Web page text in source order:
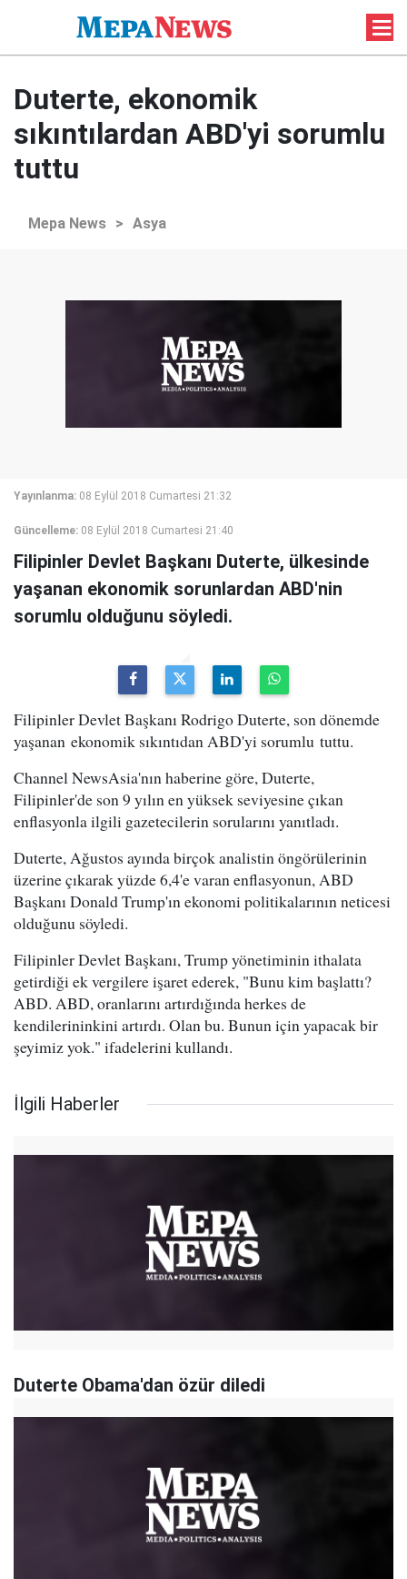
Duterte, ekonomik
sıkıntılardan ABD'yi sorumlu
tuttu
Mepa News > Asya
Yayınlanma: 08 Eylül 2018 Cumartesi 21:32
Güncelleme: 08 Eylül 2018 Cumartesi 21:40
Filipinler Devlet Başkanı Duterte, ülkesinde
yaşanan ekonomik sorunlardan ABD'nin
sorumlu olduğunu söyledi.
Filipinler Devlet Başkanı Rodrigo Duterte, son dönemde
yaşanan ekonomik sıkıntıdan ABD'yi sorumlu tuttu.
Channel NewsAsia'nın haberine göre, Duterte,
Filipinler'de son 9 yılın en yüksek seviyesine çıkan
enflasyonla ilgili gazetecilerin sorularını yanıtladı.
Duterte, Ağustos ayında birçok analistin öngörülerinin
üzerine çıkarak yüzde 6,4'e varan enflasyonun, ABD
Başkanı Donald Trump'ın ekonomi politikalarının neticesi
olduğunu söyledi.
Filipinler Devlet Başkanı, Trump yönetiminin ithalata
getirdiği ek vergilere işaret ederek, "Bunu kim başlattı?
ABD. ABD, oranlarını artırdığında herkes de
kendilerininkini artırdı. Olan bu. Bunun için yapacak bir
şeyimiz yok." ifadelerini kullandı.
İlgili Haberler
Duterte Obama'dan özür diledi